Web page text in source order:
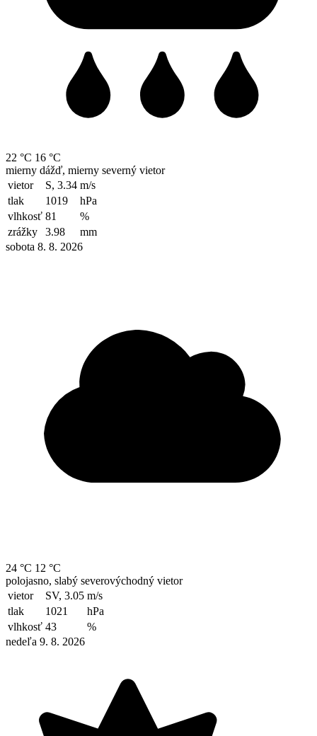
22 °C 16 °C
mierny dážď, mierny severný vietor
vietor
S, 3.34 m/s
tlak
1019
hPa
vlhkosť 81
%
zrážky
3.98
mm
sobota 8. 8. 2026
24 °C 12 °C
polojasno, slabý severovýchodný vietor
vietor
SV, 3.05 m/s
tlak
1021
hPa
vlhkosť 43
%
nedeľa 9. 8. 2026